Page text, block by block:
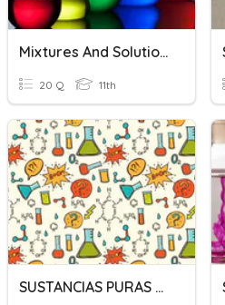
Mixtures And Solutions HC14
20 Q 11th
SUSTANCIAS PURAS Y MEZCLAS